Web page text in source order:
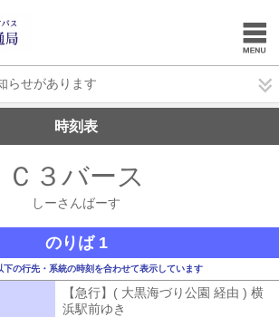
らせがあります
時刻表
Ｃ３バース
しーさんばーす
のりば 1
の行先・系統の時刻を合わせて表示しています
【急行】( 大黒海づり公園 経由 ) 横
浜駅前ゆき